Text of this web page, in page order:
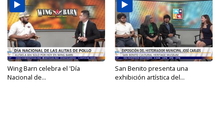
Wing Barn celebra el 'Día
Nacional de...
San Benito presenta una
exhibición artística del...